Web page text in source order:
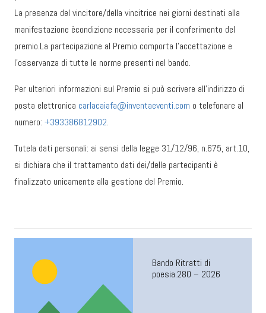
La presenza del vincitore/della vincitrice nei giorni destinati alla
manifestazione ècondizione necessaria per il conferimento del
premio.La partecipazione al Premio comporta l’accettazione e
l’osservanza di tutte le norme presenti nel bando.
Per ulteriori informazioni sul Premio si può scrivere all’indirizzo di
posta elettronica carlacaiafa@inventaeventi.com o telefonare al
numero: +393386812902.
Tutela dati personali: ai sensi della legge 31/12/96, n.675, art.10,
si dichiara che il trattamento dati dei/delle partecipanti è
finalizzato unicamente alla gestione del Premio.
Bando Ritratti di
poesia.280 – 2026